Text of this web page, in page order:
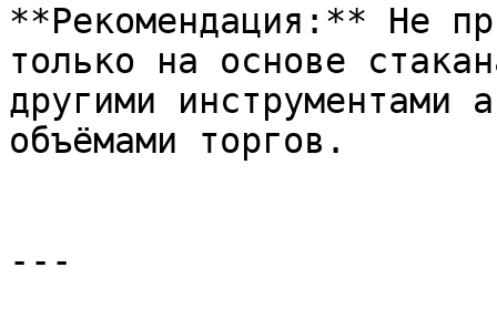
**Рекомендация:** Не
только на основе
другими инструментами
объёмами торгов.
---